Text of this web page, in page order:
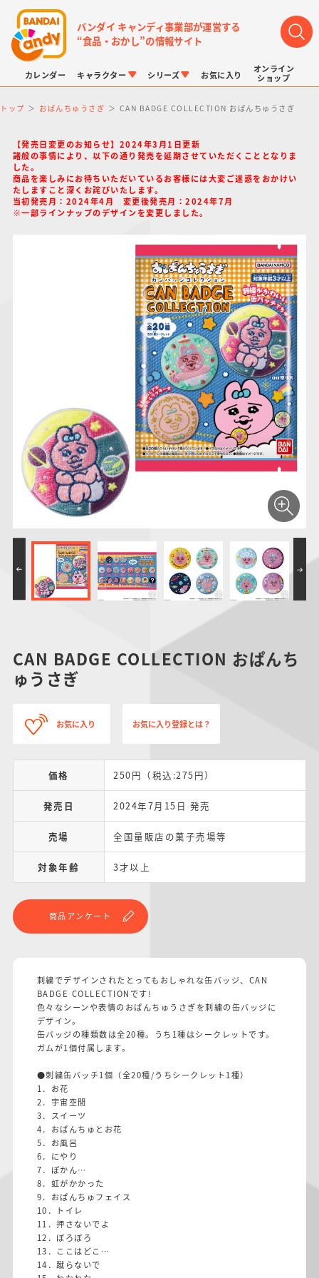
バンダイ キャンディ事業部が運営する
“食品・おかし”の情報サイト
カレンダー キャラクター
LINK TRAVELERS
PROJECT R.E.D.・
スーパー戦隊シリー
ズ
プリキュアシリーズ
ガンダムシリーズ
ポケットモンスター
アンパンマン
サンリオキャラクタ
たまご
シリーズ
チョコボックス
つりグミ
チョコサプ
にふぉるめーしょん
＆スクエアシール
SMPシリーズ
ポケモンスケールワ
ールド
キャラデコ
お気に入り
オンライン
ショップ
トップ おぱんちゅうさぎ CAN BADGE COLLECTION おぱんちゅうさぎ
【発売日変更のお知らせ】2024年3月1日更新
諸般の事情により、以下の通り発売を延期させていただくこととなりま
した。
商品を楽しみにお待ちいただいているお客様には大変ご迷惑をおかけい
たしますこと深くお詫びいたします。
当初発売月：2024年4月 変更後発売月：2024年7月
※一部ラインナップのデザインを変更しました。
CAN BADGE COLLECTION おぱんち
ゅうさぎ
お気に入り お気に入り登録とは？
価格 250円（税込:275円）
発売日 2024年7月15日 発売
売場 全国量販店の菓子売場等
対象年齢 3才以上
商品アンケート
刺繍でデザインされたとってもおしゃれな缶バッジ、CAN
BADGE COLLECTIONです!
色々なシーンや表情のおぱんちゅうさぎを刺繍の缶バッジに
デザイン。
缶バッジの種類数は全20種。うち1種はシークレットです。
ガムが1個付属します。
●刺繍缶バッチ1個（全20種/うちシークレット1種）
1．お花
2．宇宙空間
3．スイーツ
4．おぱんちゅとお花
5．お風呂
6．にやり
7．ぽかん…
8．虹がかかった
9．おぱんちゅフェイス
10．トイレ
11．押さないでよ
12．ぼろぼろ
13．ここはどこ…
14．蹴らないで